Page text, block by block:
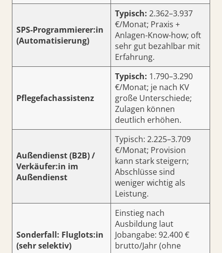
SPS-Programmierer:in
(Automatisierung)
Typisch: 2.362–3.937
€/Monat; Praxis +
Anlagen-Know-how; oft
sehr gut bezahlbar mit
Erfahrung.
Pflegefachassistenz
Typisch: 1.790–3.290
€/Monat; je nach KV
große Unterschiede;
Zulagen können
deutlich erhöhen.
Außendienst (B2B) /
Verkäufer:in im
Außendienst
Typisch: 2.225–3.709
€/Monat; Provision
kann stark steigern;
Abschlüsse sind
weniger wichtig als
Leistung.
Sonderfall: Fluglots:in
(sehr selektiv)
Einstieg nach
Ausbildung laut
Jobangabe: 92.400 €
brutto/Jahr (ohne